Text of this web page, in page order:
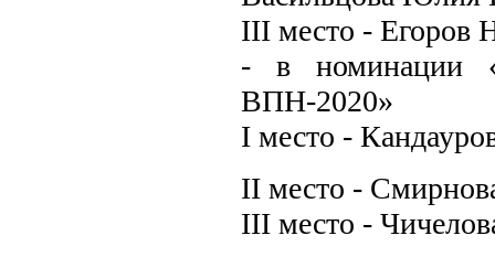
III место - Егоров
- в номинации
ВПН-2020»
I место -
II место -
III место -